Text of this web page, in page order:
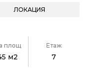
ЛОКАЦИЯ
площ
м2
Етаж
7